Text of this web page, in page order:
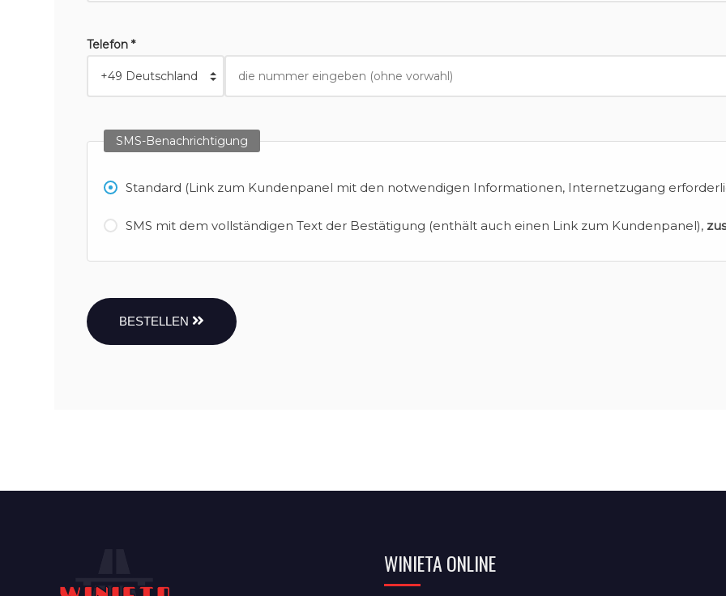
Telefon *
SMS-Benachrichtigung
Standard (Link zum Kundenpanel mit den notwendigen Informationen, Internetzugang
SMS mit dem vollständigen Text der Bestätigung (enthält auch einen Link zum Kundenpanel),
BESTELLEN
WINIETA ONLINE